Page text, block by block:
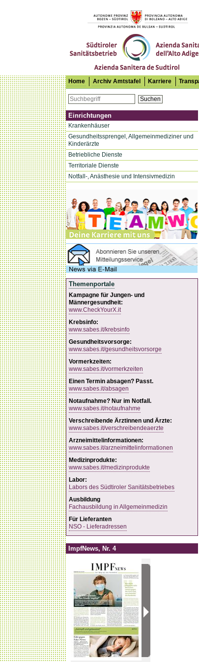
Südtiroler Sanitätsbetrieb
Home Archiv Amtstafel Karriere
Suchen
Einrichtungen
Krankenhäuser
Gesundheitssprengel, Allgemeinmediziner und
Kinderärzte
Betriebliche Dienste
Territoriale Dienste
Notfall-, Anästhesie und Intensivmedizin
Themenportale
Kampagne für Jungen- und
Männergesundheit:
www.CheckYourX.it
Krebsinfo:
www.sabes.it/krebsinfo
Gesundheitsvorsorge:
www.sabes.it/gesundheitsvorsorge
Vormerkzeiten:
www.sabes.it/vormerkzeiten
Einen Termin absagen? Passt.
www.sabes.it/absagen
Notaufnahme? Nur im Notfall.
www.sabes.it/notaufnahme
Verschreibende Ärztinnen und Ärzte:
www.sabes.it/verschreibendeaerzte
Arzneimittelinformationen:
www.sabes.it/arzneimittelinformationen
Medizinprodukte:
www.sabes.it/medizinprodukte
Labor:
Labors des Südtiroler Sanitätsbetriebes
Ausbildung
Fachausbildung in Allgemeinmedizin
Für Lieferanten
NSO - Lieferadressen
ImpfNews, Nr. 4